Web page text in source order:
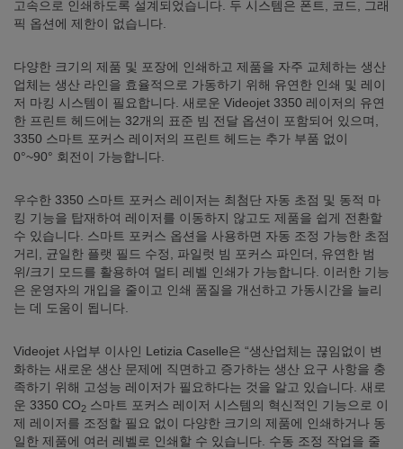
고속으로 인쇄하도록 설계되었습니다. 두 시스템은 폰트, 코드, 그래
픽 옵션에 제한이 없습니다.
다양한 크기의 제품 및 포장에 인쇄하고 제품을 자주 교체하는 생산
업체는 생산 라인을 효율적으로 가동하기 위해 유연한 인쇄 및 레이
저 마킹 시스템이 필요합니다. 새로운 Videojet 3350 레이저의 유연
한 프린트 헤드에는 32개의 표준 빔 전달 옵션이 포함되어 있으며,
3350 스마트 포커스 레이저의 프린트 헤드는 추가 부품 없이
0°~90° 회전이 가능합니다.
우수한 3350 스마트 포커스 레이저는 최첨단 자동 초점 및 동적 마
킹 기능을 탑재하여 레이저를 이동하지 않고도 제품을 쉽게 전환할
수 있습니다. 스마트 포커스 옵션을 사용하면 자동 조정 가능한 초점
거리, 균일한 플랫 필드 수정, 파일럿 빔 포커스 파인더, 유연한 범
위/크기 모드를 활용하여 멀티 레벨 인쇄가 가능합니다. 이러한 기능
은 운영자의 개입을 줄이고 인쇄 품질을 개선하고 가동시간을 늘리
는 데 도움이 됩니다.
Videojet 사업부 이사인 Letizia Caselle은 “생산업체는 끊임없이 변
화하는 새로운 생산 문제에 직면하고 증가하는 생산 요구 사항을 충
족하기 위해 고성능 레이저가 필요하다는 것을 알고 있습니다. 새로
운 3350 CO2 스마트 포커스 레이저 시스템의 혁신적인 기능으로 이
제 레이저를 조정할 필요 없이 다양한 크기의 제품에 인쇄하거나 동
일한 제품에 여러 레벨로 인쇄할 수 있습니다. 수동 조정 작업을 줄